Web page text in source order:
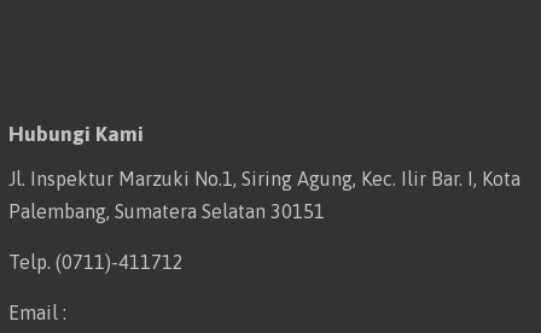
Hubungi Kami
Jl. Inspektur Marzuki No.1, Siring Agung, Kec. Ilir Bar. I, Kota
Palembang, Sumatera Selatan 30151
Telp. (0711)-411712
Email :